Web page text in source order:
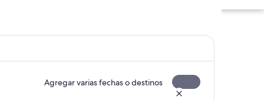
Agregar varias fechas o destinos